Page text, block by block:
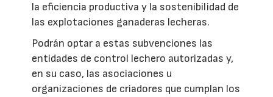
la eficiencia productiva y la sostenibilidad de
las explotaciones ganaderas lecheras.
Podrán optar a estas subvenciones las
entidades de control lechero autorizadas y,
en su caso, las asociaciones u
organizaciones de criadores que cumplan los